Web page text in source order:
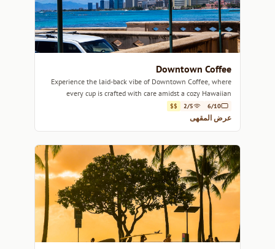
Downtown Coffee
Experience the laid-back vibe of Downtown Coffee, where
every cup is crafted with care amidst a cozy Hawaiian
atmosphere.
6/10
2/5
$$
عرض المقهى